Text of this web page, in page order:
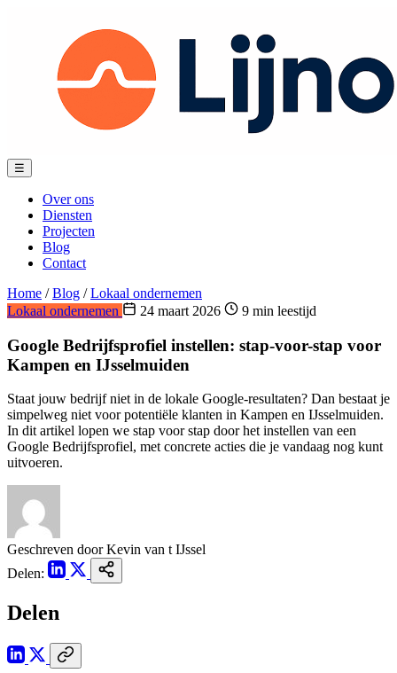
Menu
☰
Over ons
Diensten
Projecten
Blog
Contact
Home / Blog / Lokaal ondernemen
Lokaal ondernemen
24 maart 2026 9 min leestijd
Google Bedrijfsprofiel instellen: stap-voor-stap voor
Kampen en IJsselmuiden
Staat jouw bedrijf niet in de lokale Google-resultaten? Dan bestaat je
simpelweg niet voor potentiële klanten in Kampen en IJsselmuiden.
In dit artikel lopen we stap voor stap door het instellen van een
Google Bedrijfsprofiel, met concrete acties die je vandaag nog kunt
uitvoeren.
Geschreven door Kevin van t IJssel
Delen:
Delen